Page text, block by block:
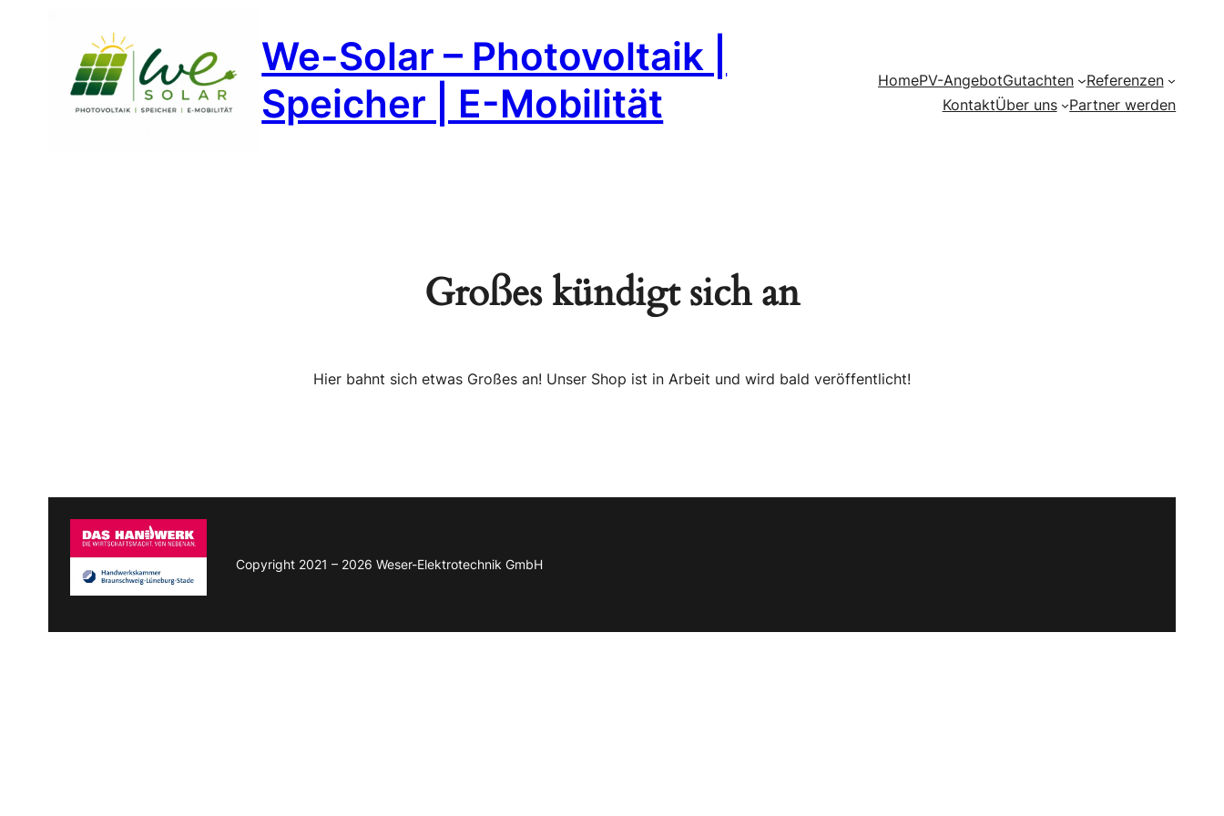
We-Solar – Photovoltaik |
Speicher | E-Mobilität
HomePV-AngebotGutachten
Referenzen
KontaktÜber uns Partner werden
Großes kündigt sich an
Hier bahnt sich etwas Großes an! Unser Shop ist in Arbeit und wird bald veröffentlicht!
Copyright 2021 – 2026 Weser-Elektrotechnik GmbH